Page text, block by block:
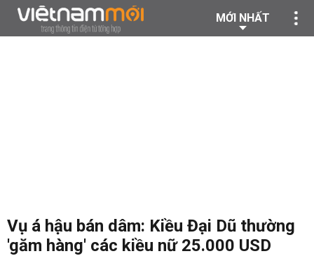
MỚI NHẤT
Vụ á hậu bán dâm: Kiều Đại Dũ thường
'găm hàng' các kiều nữ 25.000 USD